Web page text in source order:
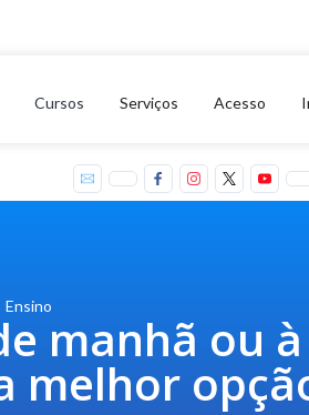
Cursos Serviços Acesso
Ensino
manhã ou à
melhor